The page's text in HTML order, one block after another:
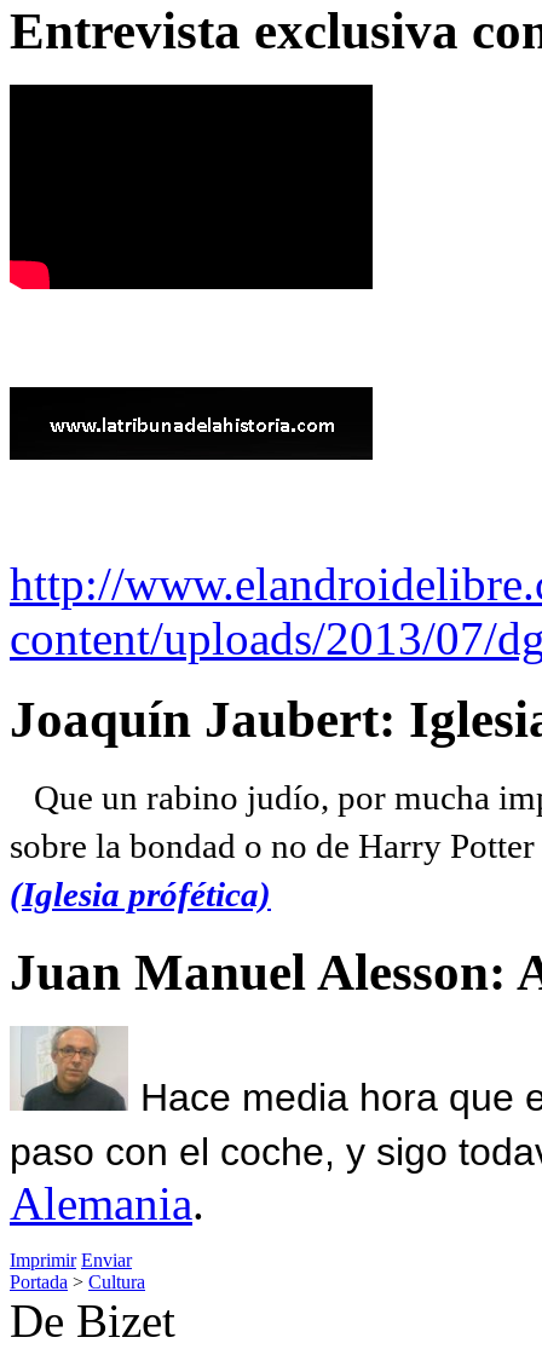
Entrevista exclusiva
http://
content/uploads/2013/07/
Joaquín Jaubert:
Que un rabino judío, por mucha
sobre la bondad o no de Harry
(Iglesia prófética)
Juan Manuel Alesson:
Hace media hora que
paso con el coche, y sigo
Alemania.
Imprimir Enviar
Portada > Cultura
De Bizet